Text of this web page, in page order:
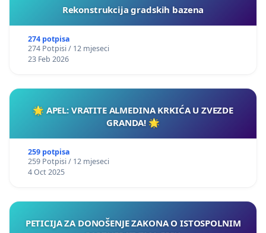
Rekonstrukcija gradskih bazena
274 potpisa
274 Potpisi / 12 mjeseci
23 Feb 2026
🌟 APEL: VRATITE ALMEDINA KRKIĆA U ZVEZDE
GRANDA! 🌟
259 potpisa
259 Potpisi / 12 mjeseci
4 Oct 2025
PETICIJA ZA DONOŠENJE ZAKONA O ISTOSPOLNIM